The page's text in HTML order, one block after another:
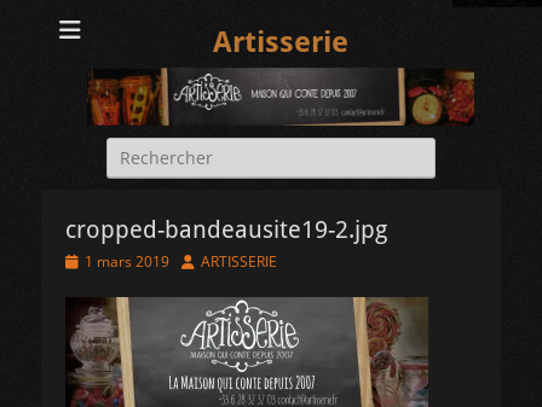
Artisserie
Rechercher :
cropped-bandeausite19-2.jpg
Posted1 mars 2019 Author
ARTISSERIE